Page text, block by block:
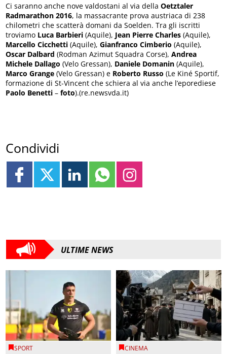
Ci saranno anche nove valdostani al via dellaOetztaler
Radmarathon 2016, la massacrante prova austriaca di 238
chilometri che scatterà domani da Soelden. Tra gli iscritti
troviamo Luca Barbieri (Aquile), Jean Pierre Charles (Aquile),
Marcello Cicchetti (Aquile),Gianfranco Cimberio (Aquile),
Oscar Dalbard (Rodman Azimut Squadra Corse),Andrea
Michele Dallago (Velo Gressan), Daniele Domanin (Aquile),
Marco Grange (Velo Gressan) e Roberto Russo (Le Kiné Sportif,
formazione di St-Vincent che schiera al via anche l’eporediese
Paolo Benetti– foto).(re.newsvda.it)
Condividi
ULTIME NEWS
SPORT CINEMA